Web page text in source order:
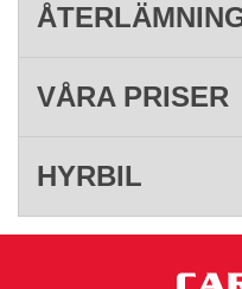
VÅRA PRISER
HYRBIL